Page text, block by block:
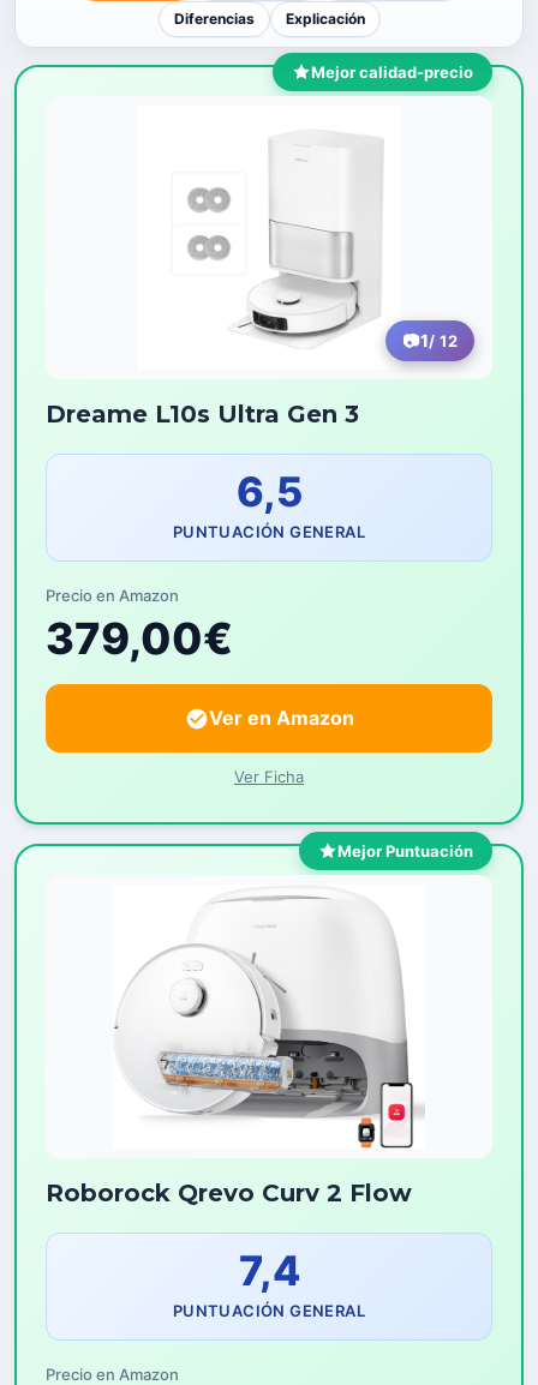
Diferencias
Explicación
Mejor calidad-precio
1/ 12
Dreame L10s Ultra Gen 3
6,5
PUNTUACIÓN GENERAL
Precio en Amazon
379,00€
Ver en Amazon
Ver Ficha
Mejor Puntuación
Roborock Qrevo Curv 2 Flow
7,4
PUNTUACIÓN GENERAL
Precio en Amazon